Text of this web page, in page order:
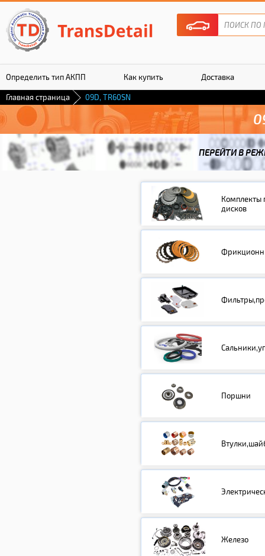
Определить тип АКПП Как купить Доставка
Гарантия
Главная страница 09D, TR60SN
ПЕРЕЙТИ В
Комплекты
дисков
Поршни
Железо